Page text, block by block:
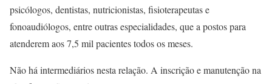
psicólogos, dentistas, nutricionistas, fisioterapeutas e
fonoaudiólogos, entre outras especialidades, que a postos para
atenderem aos 7,5 mil pacientes todos os meses.
Não há intermediários nesta relação. A inscrição e manutenção na